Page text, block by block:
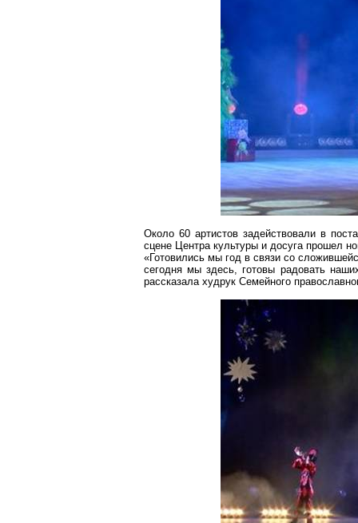
Около 60 артистов задействовали в
сцене Центра культуры и досуга прошел
«Готовились мы год в связи со
сегодня мы здесь, готовы радовать
рассказала худрук Семейного